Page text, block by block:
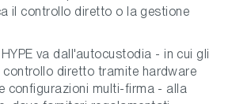
il controllo diretto o la gestione
va dall'autocustodia - in cui gli
diretto tramite hardware
configurazioni multi-firma - alla